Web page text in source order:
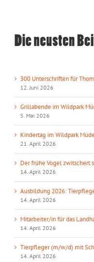
Die neusten
300 Unterschriften für
12. Juni 2026
Grillabende im Wildpark
5. Mai 2026
Kindertag im Wildpark
21. April 2026
Der frühe Vogel zwitschert
14. April 2026
Ausbildung 2026:
14. April 2026
Mitarbeiter/in für das
14. April 2026
Tierpfleger (m/w/d) mit
14. April 2026